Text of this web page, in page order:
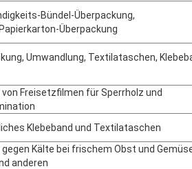
Bündel-Überpackung,
Überpackung
Umwandlung, Textilataschen,
Freisetzfilmen für Sperrholz und
Klebeband und Textilataschen
Kälte bei frischem Obst und
anderen